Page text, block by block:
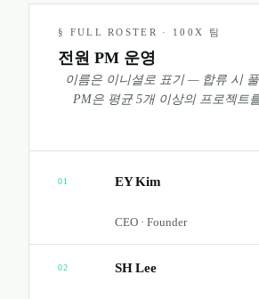
§ FULL ROSTER · 100X 팀
전원 PM 운영
이름은 이니셜로 표기 — 합류 시
PM은 평균 5개 이상의 프로젝트
01 EY Kim
CEO · Founder
02 SH Lee